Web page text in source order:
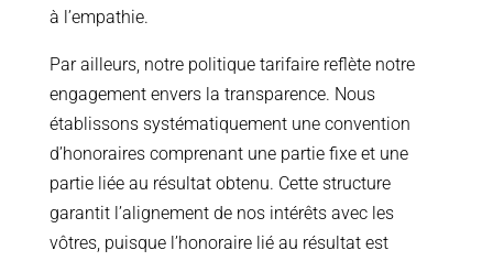
à l’empathie.
Par ailleurs, notre politique tarifaire reflète notre
engagement envers la transparence. Nous
établissons systématiquement une convention
d’honoraires comprenant une partie fixe et une
partie liée au résultat obtenu. Cette structure
garantit l’alignement de nos intérêts avec les
vôtres, puisque l’honoraire lié au résultat est